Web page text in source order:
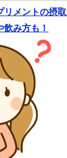
リメントの摂
み方も！